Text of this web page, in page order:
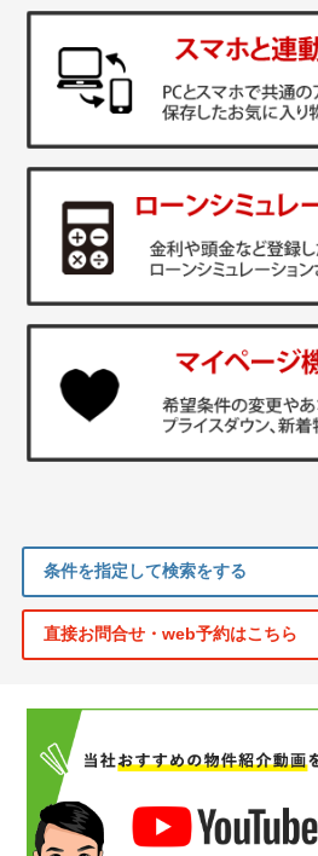
条件を指定して検索をする
直接お問合せ・web予約はこちら